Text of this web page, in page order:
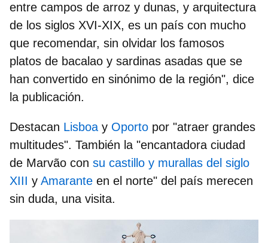
entre campos de arroz y dunas, y arquitectura
de los siglos XVI-XIX, es un país con mucho
que recomendar, sin olvidar los famosos
platos de bacalao y sardinas asadas que se
han convertido en sinónimo de la región", dice
la publicación.
Destacan Lisboa y Oporto por "atraer grandes
multitudes". También la "encantadora ciudad
de Marvão con su castillo y murallas del siglo
XIII y Amarante en el norte" del país merecen
sin duda, una visita.